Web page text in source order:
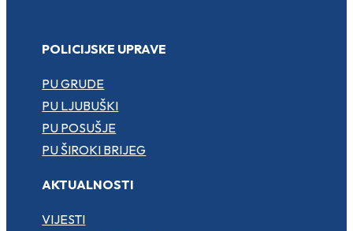
POLICIJSKE UPRAVE
PU GRUDE
PU LJUBUŠKI
PU POSUŠJE
PU ŠIROKI BRIJEG
AKTUALNOSTI
VIJESTI